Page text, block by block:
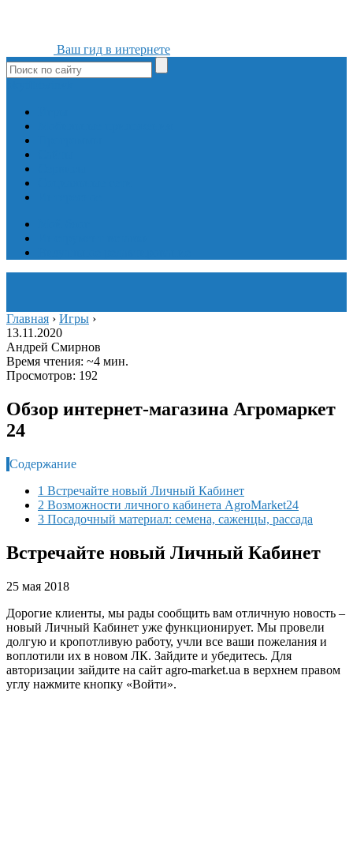
Ваш гид в интернете
Главная › Игры ›
13.11.2020
Андрей Смирнов
Время чтения: ~4 мин.
Просмотров: 192
Обзор интернет-магазина Агромаркет
24
Содержание
1 Встречайте новый Личный Кабинет
2 Возможности личного кабинета AgroMarket24
3 Посадочный материал: семена, саженцы, рассада
Встречайте новый Личный Кабинет
25 мая 2018
Дорогие клиенты, мы рады сообщить вам отличную новость –
новый Личный Кабинет уже функционирует. Мы провели
долгую и кропотливую работу, учли все ваши пожелания и
воплотили их в новом ЛК. Зайдите и убедитесь. Для
авторизации зайдите на сайт agro-market.ua в верхнем правом
углу нажмите кнопку «Войти».